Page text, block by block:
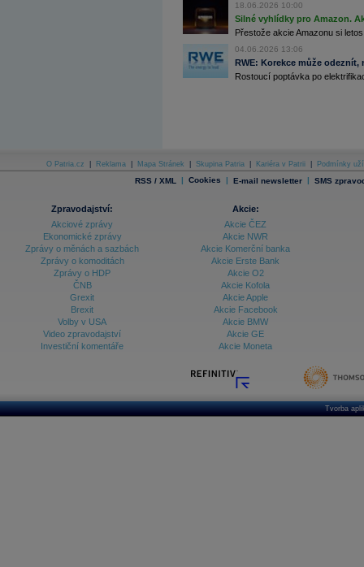
Archiv - Měsíční makroekonomické přehledy
Archiv - Vývoj české koruny
Archiv analýz - Makroukazatele
Ceny průmyslových výrobců - Data a prognózy
Ceny průmyslových výrobců - Graf (ČR)
Ceny průmyslových výrobců - Kalendář (ČR)
Ceny průmyslových výrobců - Zpravodajství
Databanka - Ceny
18.06.2026 10:00
Silné vyhlídky pro Amazon.
Přestože akcie Amazonu si
04.06.2026 13:06
RWE: Korekce může
Rostoucí poptávka po
O Patria.cz Reklama Mapa Stránek Skupina Patria Kariéra v Patrii Podmínky
RSS / XML | Cookies | E-mail newsletter | SMS
Zpravodajství:
Akciové zprávy
Ekonomické zprávy
Zprávy o měnách a sazbách
Zprávy o komoditách
Zprávy o HDP
ČNB
Grexit
Brexit
Volby v USA
Video zpravodajství
Investiční komentáře
Akcie:
Akcie ČEZ
Akcie NWR
Akcie Komerční banka
Akcie Erste Bank
Akcie O2
Akcie Kofola
Akcie Apple
Akcie Facebook
Akcie BMW
Akcie GE
Akcie Moneta
Tvorba